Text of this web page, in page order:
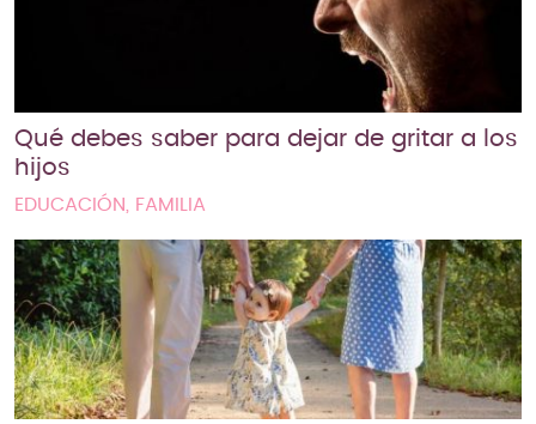
Qué debes saber para dejar de gritar a los
hijos
EDUCACIÓN, FAMILIA